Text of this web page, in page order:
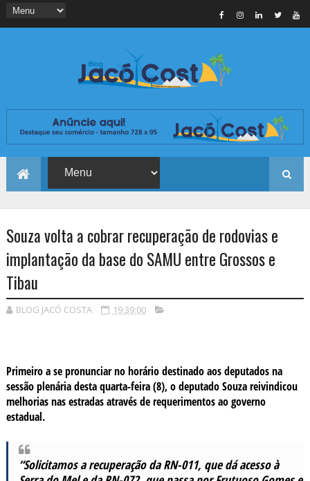
Souza volta a cobrar recuperação de rodovias e
implantação da base do SAMU entre Grossos e
Tibau
BLOG JACÓ COSTA 19:39:00
Primeiro a se pronunciar no horário destinado aos deputados na
sessão plenária desta quarta-feira (8), o deputado Souza reivindicou
melhorias nas estradas através de requerimentos ao governo
estadual.
“Solicitamos a recuperação da RN-011, que dá acesso à